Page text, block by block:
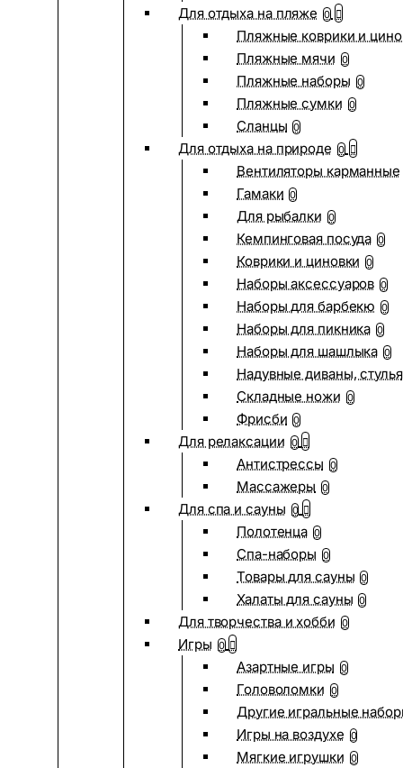
Для отдыха на пляже 0
Пляжные коврики и
Пляжные мячи 0
Пляжные наборы 0
Пляжные сумки 0
Сланцы 0
Для отдыха на природе 0
Вентиляторы карманные
Гамаки 0
Для рыбалки 0
Кемпинговая посуда 0
Коврики и циновки 0
Наборы аксессуаров 0
Наборы для барбекю 0
Наборы для пикника 0
Наборы для шашлыка 0
Надувные диваны, стулья
Складные ножи 0
Фрисби 0
Для релаксации 0
Антистрессы 0
Массажеры 0
Для спа и сауны 0
Полотенца 0
Спа-наборы 0
Товары для сауны 0
Халаты для сауны 0
Для творчества и хобби 0
Игры 0
Азартные игры 0
Головоломки 0
Другие игральные
Игры на воздухе 0
Мягкие игрушки 0